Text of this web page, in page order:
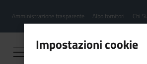
contenuto
Menu
hamburgher
Amministrazione trasparente Albo fornitori Chi
Impostazioni cookie